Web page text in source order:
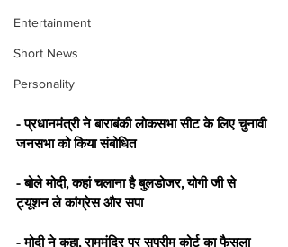
Entertainment
Short News
Personality
- प्रधानमंत्री ने बाराबंकी लोकसभा सीट के लिए चुनावी
जनसभा को किया संबोधित
- बोले मोदी, कहां चलाना है बुलडोजर, योगी जी से
ट्यूशन ले कांग्रेस और सपा
- मोदी ने कहा, राममंदिर पर सुप्रीम कोर्ट का फैसला